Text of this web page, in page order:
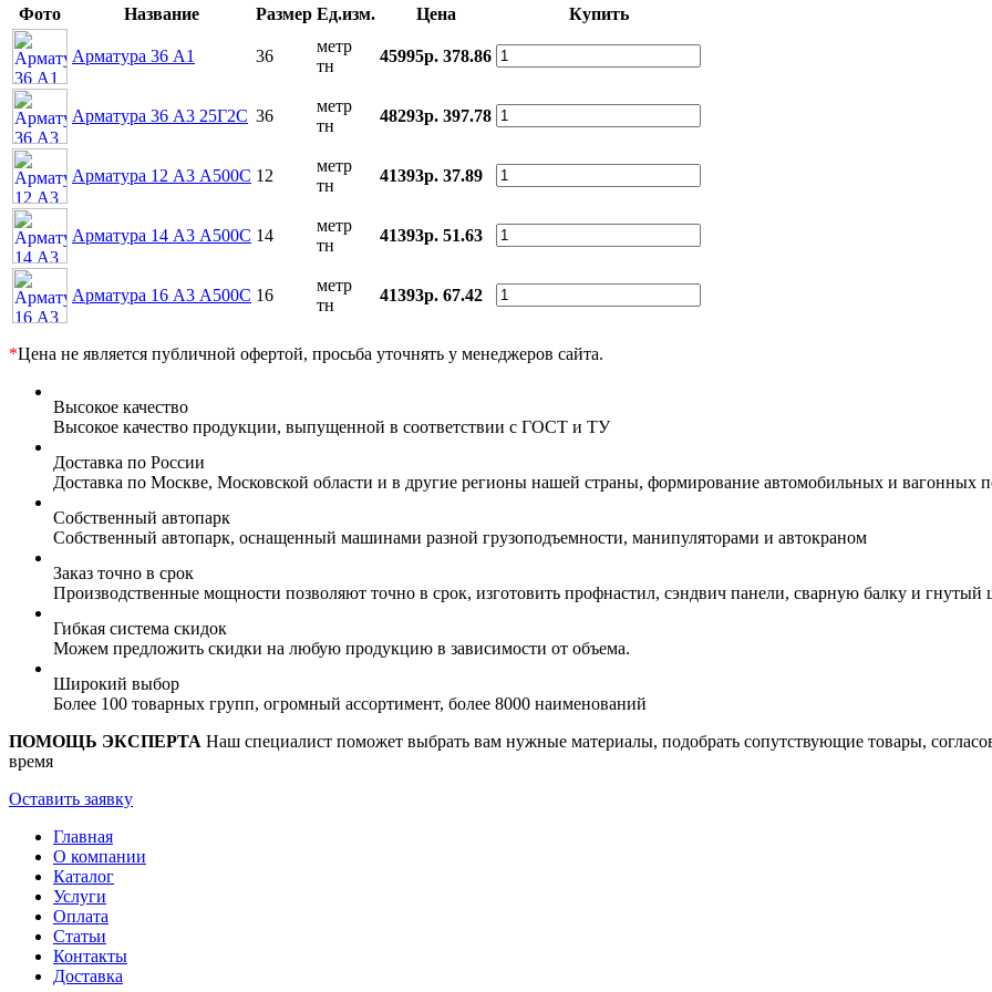
Фото
Название Размер Ед.изм. Цена Купить
Арматура 36 А1 36
метр
тн
45995р. 378.86
Арматура 36 А3 25Г2С 36
метр
тн
48293р. 397.78
Арматура 12 А3 А500С 12
метр
тн
41393р. 37.89
Арматура 14 А3 А500С 14
метр
тн
41393р. 51.63
Арматура 16 А3 А500С 16
метр
тн
41393р. 67.42
*Цена не является публичной офертой, просьба уточнять у менеджеров сайта.
Высокое качество
Высокое качество продукции, выпущенной в соответствии с ГОСТ и ТУ
Доставка по России
Доставка по Москве, Московской области и в другие регионы нашей страны, формирование автомобильных и вагонных
Собственный автопарк
Собственный автопарк, оснащенный машинами разной грузоподъемности, манипуляторами и автокраном
Заказ точно в срок
Производственные мощности позволяют точно в срок, изготовить профнастил, сэндвич панели, сварную балку и гнутый
Гибкая система скидок
Можем предложить скидки на любую продукцию в зависимости от объема.
Широкий выбор
Более 100 товарных групп, огромный ассортимент, более 8000 наименований
ПОМОЩЬ ЭКСПЕРТА Наш специалист поможет выбрать вам нужные материалы, подобрать сопутствующие товары,
время
Оставить заявку
Главная
О компании
Каталог
Услуги
Оплата
Статьи
Контакты
Доставка